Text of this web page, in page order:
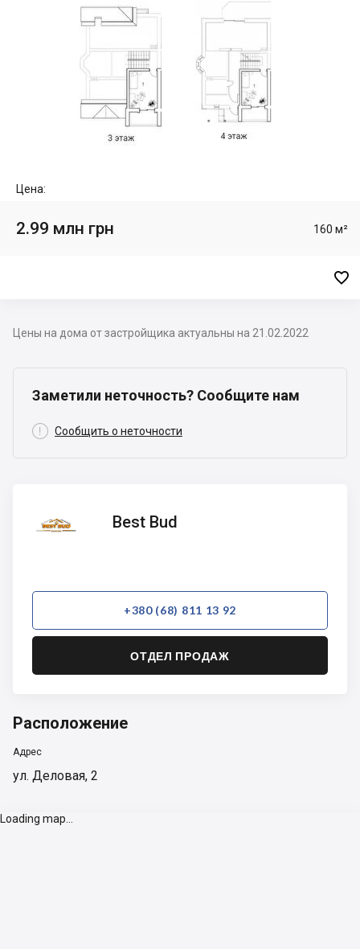
Цена:
2.99 млн грн 160 м²

Цены на дома от застройщика актуальны на 21.02.2022
Заметили неточность? Сообщите нам
 Сообщить о неточности
Bud
Best Bud
+380 (68) 811 13 92
ОТДЕЛ ПРОДАЖ
Расположение
Адрес
ул. Деловая, 2
Loading map...